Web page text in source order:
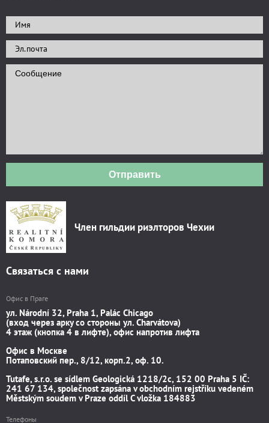
Отправить
Член гильдии риэлторов Чехии
Связаться с нами
Офис в Праге
ул. Národní 32, Praha 1, Palác Chicago
(вход через арку со стороны ул. Charvátova)
4 этаж (кнопка 4 в лифте), офис напротив лифта
Офис в Москве
Потаповский пер., 8/12, корп.2, оф. 10.
Tutafe, s.r.o. se sídlem Geologická 1218/2c, 152 00 Praha 5 IČ:
241 67 134, společnost zapsána v obchodním rejstříku vedeném
Městským soudem v Praze oddíl C vložka 184883
Телефоны